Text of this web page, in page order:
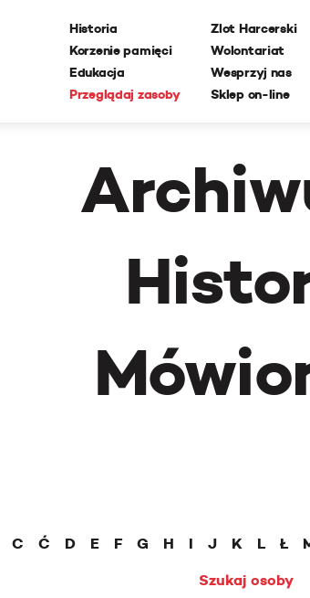
Historia
Korzenie pamięci
Edukacja
Przeglądaj zasoby
Zlot Harcerski
Wolontariat
Wesprzyj nas
Sklep on-line
C Ć D E F G H I J K L Ł
Szukaj osoby